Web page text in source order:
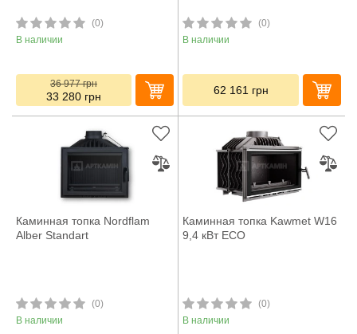
(0)
В наличии
36 977грн
33 280 грн
(0)
В наличии
62 161 грн
Каминная топка Nordflam
Alber Standart
(0)
В наличии
Каминная топка Kawmet W16
9,4 кВт ECO
(0)
В наличии